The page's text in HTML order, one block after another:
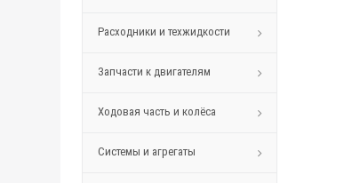
Расходники и техжидкости
Запчасти к двигателям
Ходовая часть и колёса
Системы и агрегаты